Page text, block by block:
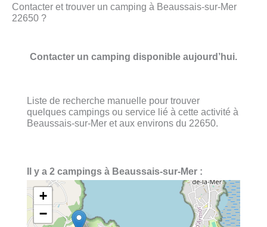
Contacter et trouver un camping à Beaussais-sur-Mer
22650 ?
Contacter un camping disponible aujourd’hui.
Liste de recherche manuelle pour trouver
quelques campings ou service lié à cette activité à
Beaussais-sur-Mer et aux environs du 22650.
Il y a 2 campings à Beaussais-sur-Mer :
+
−